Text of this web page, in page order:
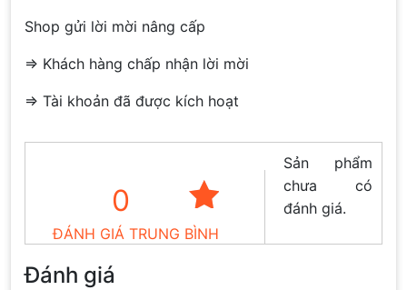
Shop gửi lời mời nâng cấp
=> Khách hàng chấp nhận lời mời
=> Tài khoản đã được kích hoạt
0
ĐÁNH GIÁ TRUNG BÌNH
Sản phẩm
chưa có
đánh giá.
Đánh giá